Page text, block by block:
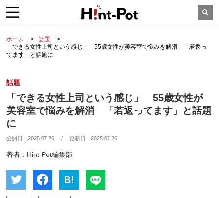
ホーム
話題
「できる女性上司という感じ」 55歳女性が美容室で悩みを解消 「若返っ
てます」と話題に
話題
「できる女性上司という感じ」 55歳女性が
美容室で悩みを解消 「若返ってます」と話題
に
公開日：2025.07.26 / 更新日：2025.07.26
著者：Hint-Pot編集部
B!